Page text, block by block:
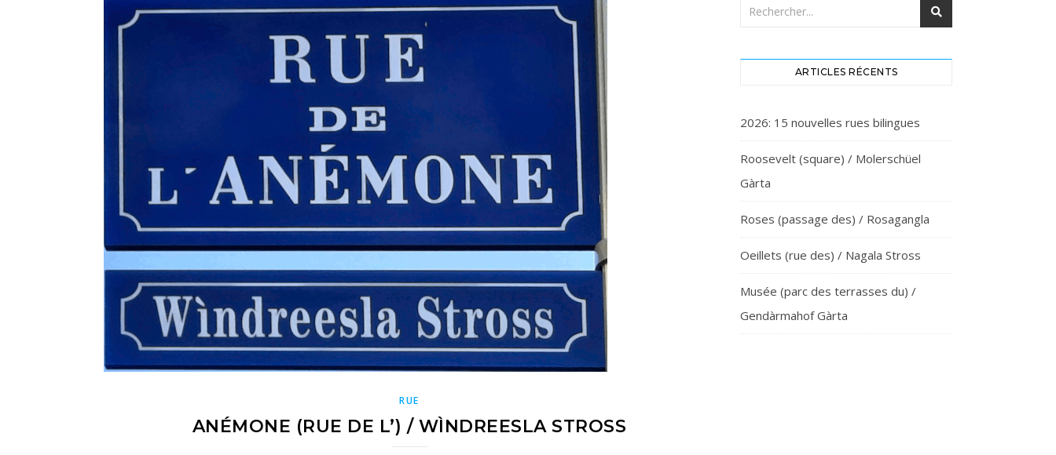
RUE
ANÉMONE (RUE DE L’) / WÌNDREESLA STROSS
ARTICLES RÉCENTS
2026: 15 nouvelles rues bilingues
Roosevelt (square) / Molerschüel
Gàrta
Roses (passage des) / Rosagangla
Oeillets (rue des) / Nagala Stross
Musée (parc des terrasses du) /
Gendàrmahof Gàrta